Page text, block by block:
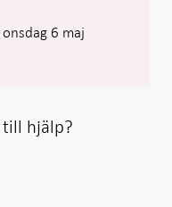
6 maj
hjälp?